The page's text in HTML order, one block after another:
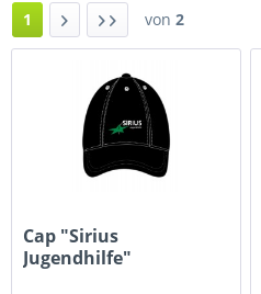
1 von 2
Cap "Sirius
Jugendhilfe"